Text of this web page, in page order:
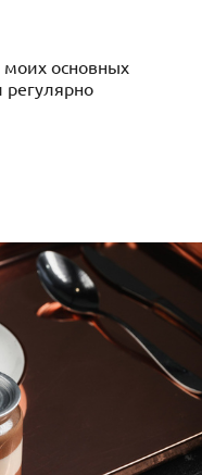
основных